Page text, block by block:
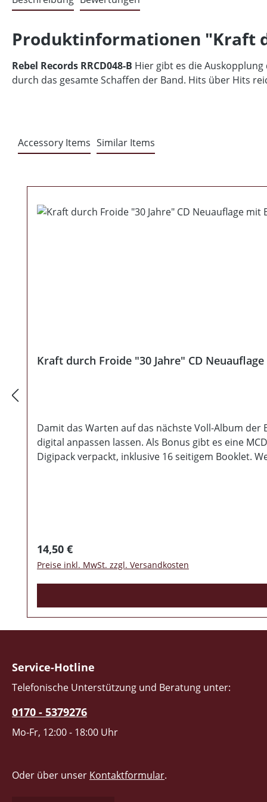
Produktinformationen "Kraft
Rebel Records RRCD048-B Hier gibt es die
durch das gesamte Schaffen der Band. Hits über Hits
Accessory Items Similar Items
Kraft durch Froide "30 Jahre" CD
Damit das Warten auf das nächste Voll-Album
digital anpassen lassen. Als Bonus gibt es eine
Digipack verpackt, inklusive 16 seitigem Booklet.
Regulärer Preis:
14,50 €
Preise inkl. MwSt. zzgl. Versandkosten
Service-Hotline
Telefonische Unterstützung und Beratung unter:
0170 - 5379276
Mo-Fr, 12:00 - 18:00 Uhr
Oder über unser Kontaktformular.